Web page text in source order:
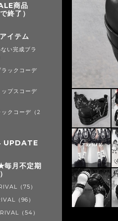
商品
終了）
イテム
い完成ブラ
ックコーデ
プスコーデ
クコーデ（2
月不定期
（75）
（96）
（54）